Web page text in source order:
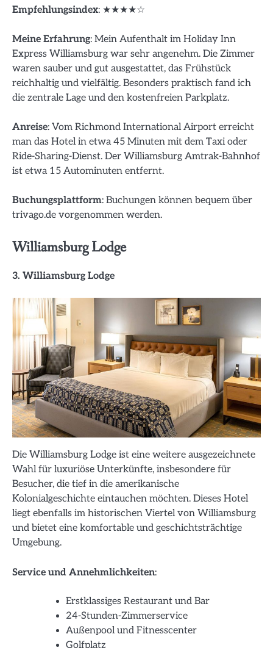
Empfehlungsindex: ★★★★☆
Meine Erfahrung: Mein Aufenthalt im Holiday Inn
Express Williamsburg war sehr angenehm. Die Zimmer
waren sauber und gut ausgestattet, das Frühstück
reichhaltig und vielfältig. Besonders praktisch fand ich
die zentrale Lage und den kostenfreien Parkplatz.
Anreise: Vom Richmond International Airport erreicht
man das Hotel in etwa 45 Minuten mit dem Taxi oder
Ride-Sharing-Dienst. Der Williamsburg Amtrak-Bahnhof
ist etwa 15 Autominuten entfernt.
Buchungsplattform: Buchungen können bequem über
trivago.de vorgenommen werden.
Williamsburg Lodge
3. Williamsburg Lodge
Die Williamsburg Lodge ist eine weitere ausgezeichnete
Wahl für luxuriöse Unterkünfte, insbesondere für
Besucher, die tief in die amerikanische
Kolonialgeschichte eintauchen möchten. Dieses Hotel
liegt ebenfalls im historischen Viertel von Williamsburg
und bietet eine komfortable und geschichtsträchtige
Umgebung.
Service und Annehmlichkeiten:
Erstklassiges Restaurant und Bar
24-Stunden-Zimmerservice
Außenpool und Fitnesscenter
Golfplatz